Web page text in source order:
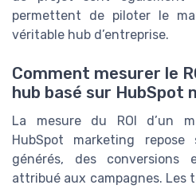
permettent de piloter le
véritable hub d’entreprise.
Comment mesurer le
hub basé sur HubSpot
La mesure du ROI d’un
HubSpot marketing
générés, des conversions
attribué aux campagnes. Les